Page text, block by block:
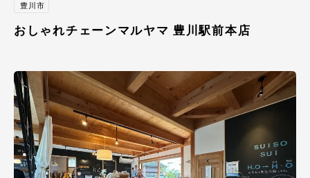
豊川市
おしゃれチェーンマルヤマ 豊川駅前本店